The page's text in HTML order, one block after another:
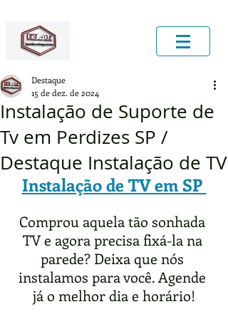
Instalação de Suporte de
Tv em Perdizes SP /
Destaque Instalação de TV
Destaque
15 de dez. de 2024
Instalação de TV em SP
Comprou aquela tão sonhada
TV e agora precisa fixá-la na
parede? Deixa que nós
instalamos para você. Agende
já o melhor dia e horário!